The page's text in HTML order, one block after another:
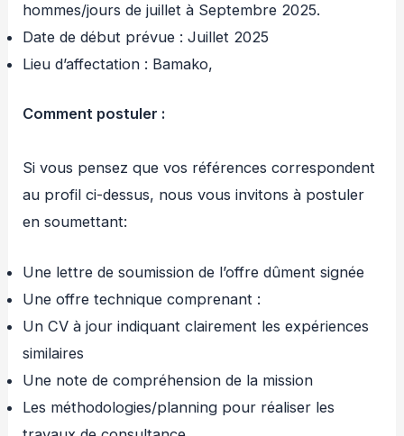
hommes/jours de juillet à Septembre 2025.
Date de début prévue : Juillet 2025
Lieu d’affectation : Bamako,
Comment postuler :
Si vous pensez que vos références correspondent
au profil ci-dessus, nous vous invitons à postuler
en soumettant:
Une lettre de soumission de l’offre dûment signée
Une offre technique comprenant :
Un CV à jour indiquant clairement les expériences
similaires
Une note de compréhension de la mission
Les méthodologies/planning pour réaliser les